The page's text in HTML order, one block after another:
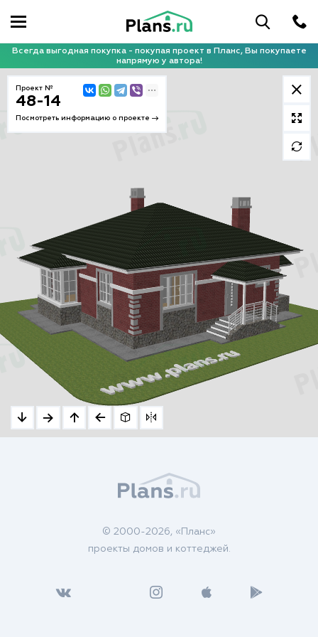
Всегда выгодная покупка - покупая проект в Планс, Вы покупаете
напрямую у автора!
Проект №
48-14
Посмотреть информацию о проекте
© 2000-2026, «Планс»
проекты домов и коттеджей.